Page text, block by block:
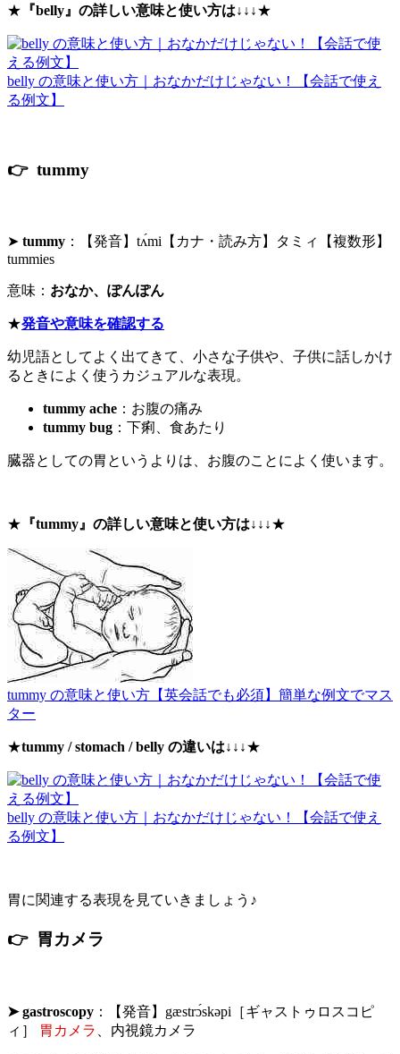
★ 『belly』の詳しい意味と使い方は↓↓↓★
belly の意味と使い方｜おなかだけじゃない！【会話で使え
る例文】
👉 tummy
➤ tummy ：【発音】tʌ́mi【カナ・読み方】タミィ【複数形】
tummies
意味： おなか、ぽんぽん
★発音や意味を確認する
幼児語としてよく出てきて、小さな子供や、子供に話しかけ
るときによく使うカジュアルな表現。
tummy ache ：お腹の痛み
tummy bug ：下痢、食あたり
臓器としての胃というよりは、お腹のことによく使います。
★ 『tummy』の詳しい意味と使い方は↓↓↓★
tummy の意味と使い方【英会話でも必須】簡単な例文でマス
ター
★tummy / stomach / belly の違いは↓↓↓★
belly の意味と使い方｜おなかだけじゃない！【会話で使え
る例文】
胃に関連する表現を見ていきましょう♪
👉 胃カメラ
➤ gastroscopy ：【発音】gæstrɔ́skəpi［ギャストゥロスコピ
ィ］
胃カメラ 、内視鏡カメラ